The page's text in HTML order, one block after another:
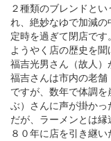
２種類のブレンドと
れ、絶妙なゆで加減の
定時を過ぎて閉店です。
ようやく店の歴史を聞
福吉光男さん（故人）
福吉さんは市内の老
ですが、数年で体調
ぶ）さんに声が掛かっ
だが、ラーメンとは縁
８０年に店を引き継